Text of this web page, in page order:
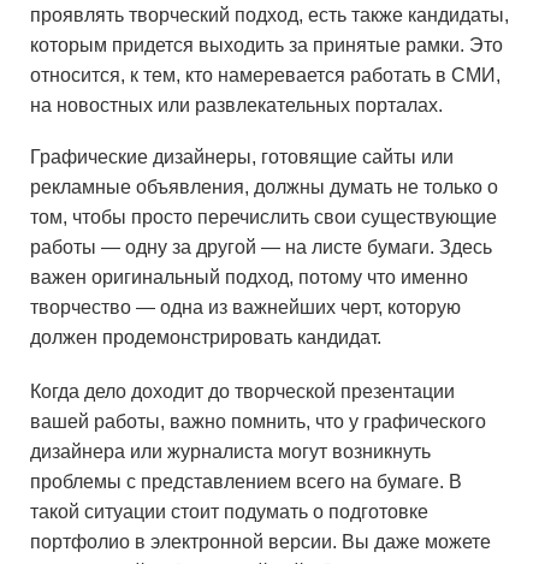
проявлять творческий подход, есть также кандидаты,
которым придется выходить за принятые рамки. Это
относится, к тем, кто намеревается работать в СМИ,
на новостных или развлекательных порталах.
Графические дизайнеры, готовящие сайты или
рекламные объявления, должны думать не только о
том, чтобы просто перечислить свои существующие
работы — одну за другой — на листе бумаги. Здесь
важен оригинальный подход, потому что именно
творчество — одна из важнейших черт, которую
должен продемонстрировать кандидат.
Когда дело доходит до творческой презентации
вашей работы, важно помнить, что у графического
дизайнера или журналиста могут возникнуть
проблемы с представлением всего на бумаге. В
такой ситуации стоит подумать о подготовке
портфолио в электронной версии. Вы даже можете